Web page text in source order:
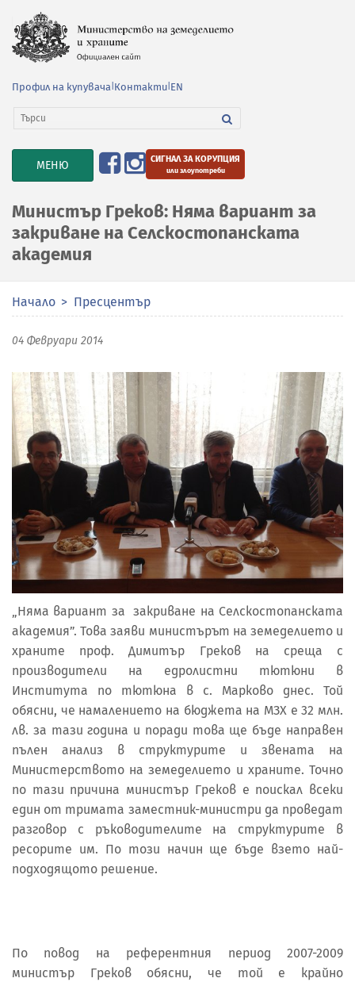
Профил на купувача Контакти EN
TOGGLE
NAVIGATION
МЕНЮ СИГНАЛ ЗА КОРУПЦИЯ
или злоупотреби
Министър Греков: Няма вариант за
закриване на Селскостопанската
академия
Начало Пресцентър
04 Февруари 2014
„Няма вариант за закриване на Селскостопанската
академия”. Това заяви министърът на земеделието и
храните проф. Димитър Греков на среща с
производители на едролистни тютюни в
Института по тютюна в с. Марково днес. Той
обясни, че намалението на бюджета на МЗХ е 32 млн.
лв. за тази година и поради това ще бъде направен
пълен анализ в структурите и звената на
Министерството на земеделието и храните. Точно
по тази причина министър Греков е поискал всеки
един от тримата заместник-министри да проведат
разговор с ръководителите на структурите в
ресорите им. По този начин ще бъде взето най-
подходящото решение.
По повод на референтния период 2007-2009
министър Греков обясни, че той е крайно